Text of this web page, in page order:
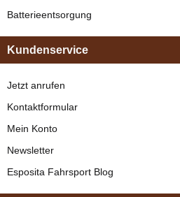
Batterieentsorgung
Kundenservice
Jetzt anrufen
Kontaktformular
Mein Konto
Newsletter
Esposita Fahrsport Blog